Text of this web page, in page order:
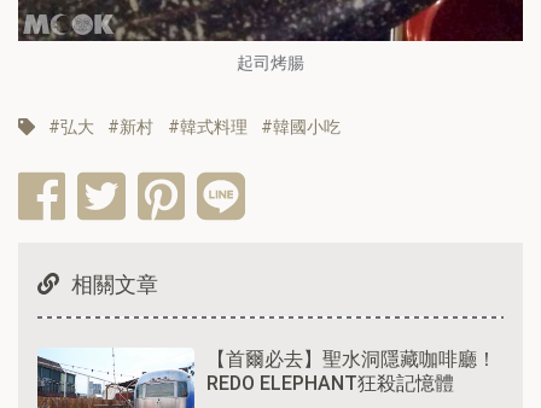
起司烤腸
弘大 新村 韓式料理 韓國小吃
相關文章
【首爾必去】聖水洞隱藏咖啡廳！
REDO ELEPHANT狂殺記憶體